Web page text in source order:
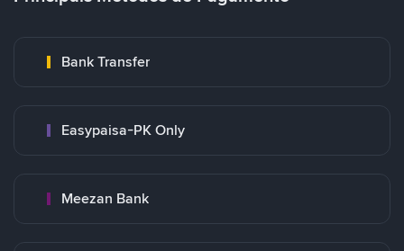
Bank Transfer
Easypaisa-PK Only
Meezan Bank